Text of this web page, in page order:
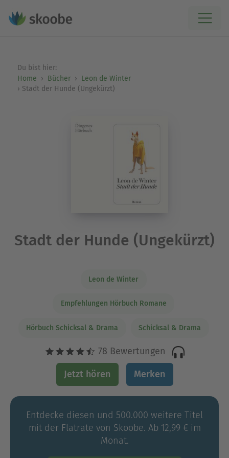
Du bist hier:
Home
Bücher
Leon de Winter
Stadt der Hunde (Ungekürzt)
Stadt der Hunde (Ungekürzt)
Leon de Winter
Empfehlungen Hörbuch Romane
Hörbuch Schicksal & Drama Schicksal & Drama
78 Bewertungen
Jetzt hören Merken
Entdecke diesen und 500.000 weitere Titel
mit der Flatrate von Skoobe. Ab 12,99 € im
Monat.